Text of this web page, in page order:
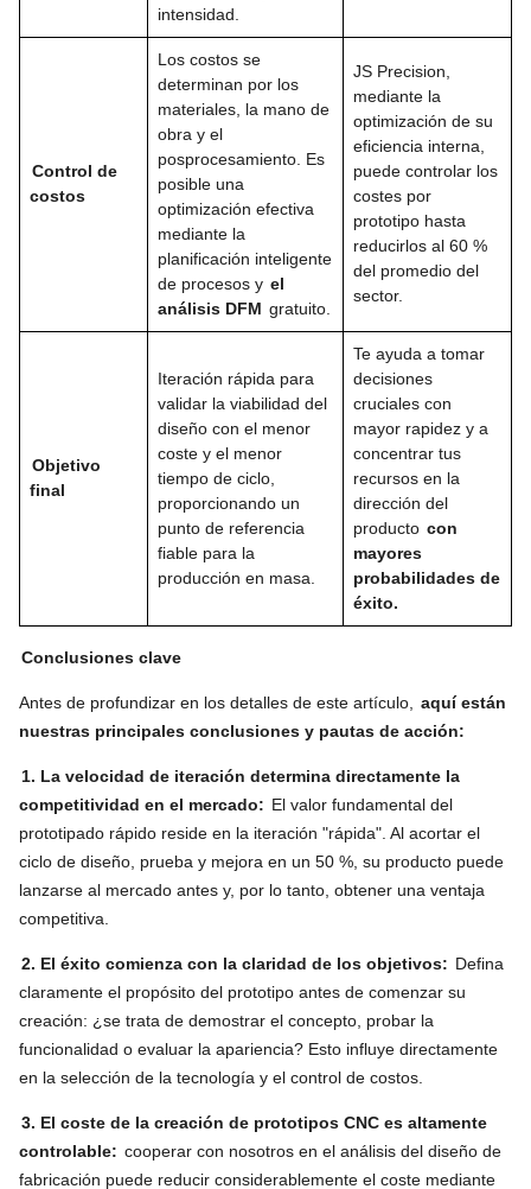
intensidad.
Control de
costos
Los costos se
determinan por los
materiales, la mano de
obra y el
posprocesamiento. Es
posible una
optimización efectiva
mediante la
planificación inteligente
de procesos y el
análisis DFM gratuito.
JS Precision,
mediante la
optimización de su
eficiencia interna,
puede controlar los
costes por
prototipo hasta
reducirlos al 60 %
del promedio del
sector.
Objetivo
final
Iteración rápida para
validar la viabilidad del
diseño con el menor
coste y el menor
tiempo de ciclo,
proporcionando un
punto de referencia
fiable para la
producción en masa.
Te ayuda a tomar
decisiones
cruciales con
mayor rapidez y a
concentrar tus
recursos en la
dirección del
producto con
mayores
probabilidades de
éxito.
Conclusiones clave
Antes de profundizar en los detalles de este artículo,
aquí están
nuestras principales conclusiones y pautas de acción:
1. La velocidad de iteración determina directamente la
competitividad en el mercado: El valor fundamental del
prototipado rápido reside en la iteración "rápida". Al acortar el
ciclo de diseño, prueba y mejora en un 50 %, su producto puede
lanzarse al mercado antes y, por lo tanto, obtener una ventaja
competitiva.
2. El éxito comienza con la claridad de los objetivos: Defina
claramente el propósito del prototipo antes de comenzar su
creación: ¿se trata de demostrar el concepto, probar la
funcionalidad o evaluar la apariencia? Esto influye directamente
en la selección de la tecnología y el control de costos.
3. El coste de la creación de prototipos CNC es altamente
controlable: cooperar con nosotros en el análisis del diseño de
fabricación puede reducir considerablemente el coste mediante